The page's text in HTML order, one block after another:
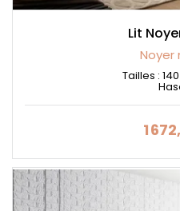
Lit
Noyer
Tailles :
1